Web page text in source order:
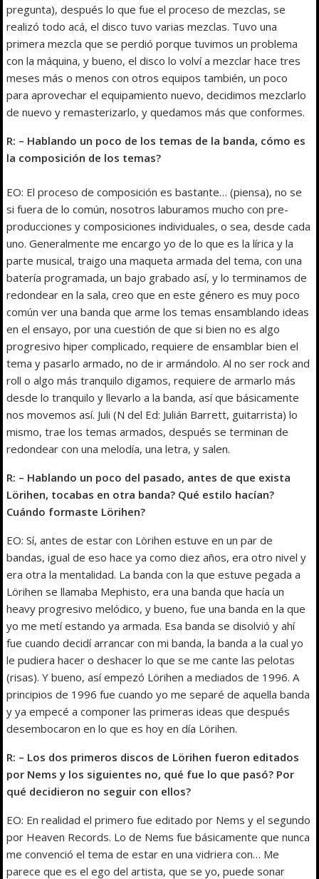
pregunta), después lo que fue el proceso de mezclas, se
realizó todo acá, el disco tuvo varias mezclas. Tuvo una
primera mezcla que se perdió porque tuvimos un problema
con la máquina, y bueno, el disco lo volví a mezclar hace tres
meses más o menos con otros equipos también, un poco
para aprovechar el equipamiento nuevo, decidimos mezclarlo
de nuevo y remasterizarlo, y quedamos más que conformes.
R: – Hablando un poco de los temas de la banda, cómo es
la composición de los temas?
EO: El proceso de composición es bastante… (piensa), no se
si fuera de lo común, nosotros laburamos mucho con pre-
producciones y composiciones individuales, o sea, desde cada
uno. Generalmente me encargo yo de lo que es la lírica y la
parte musical, traigo una maqueta armada del tema, con una
batería programada, un bajo grabado así, y lo terminamos de
redondear en la sala, creo que en este género es muy poco
común ver una banda que arme los temas ensamblando ideas
en el ensayo, por una cuestión de que si bien no es algo
progresivo hiper complicado, requiere de ensamblar bien el
tema y pasarlo armado, no de ir armándolo. Al no ser rock and
roll o algo más tranquilo digamos, requiere de armarlo más
desde lo tranquilo y llevarlo a la banda, así que básicamente
nos movemos así. Juli (N del Ed: Julián Barrett, guitarrista) lo
mismo, trae los temas armados, después se terminan de
redondear con una melodía, una letra, y salen.
R: – Hablando un poco del pasado, antes de que exista
Lörihen, tocabas en otra banda? Qué estilo hacían?
Cuándo formaste Lörihen?
EO: Sí, antes de estar con Lörihen estuve en un par de
bandas, igual de eso hace ya como diez años, era otro nivel y
era otra la mentalidad. La banda con la que estuve pegada a
Lörihen se llamaba Mephisto, era una banda que hacía un
heavy progresivo melódico, y bueno, fue una banda en la que
yo me metí estando ya armada. Esa banda se disolvió y ahí
fue cuando decidí arrancar con mi banda, la banda a la cual yo
le pudiera hacer o deshacer lo que se me cante las pelotas
(risas). Y bueno, así empezó Lörihen a mediados de 1996. A
principios de 1996 fue cuando yo me separé de aquella banda
y ya empecé a componer las primeras ideas que después
desembocaron en lo que es hoy en día Lörihen.
R: – Los dos primeros discos de Lörihen fueron editados
por Nems y los siguientes no, qué fue lo que pasó? Por
qué decidieron no seguir con ellos?
EO: En realidad el primero fue editado por Nems y el segundo
por Heaven Records. Lo de Nems fue básicamente que nunca
me convenció el tema de estar en una vidriera con… Me
parece que es el ego del artista, que se yo, puede sonar